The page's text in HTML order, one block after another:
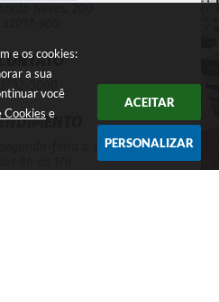
e os cookies:
a sua
você
Cookies e
ACEITAR
PERSONALIZAR
5000
feira a sexta-